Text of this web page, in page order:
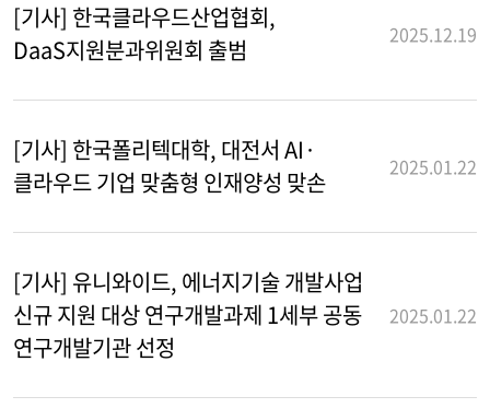
[기사] 한국클라우드산업협회,
DaaS지원분과위원회 출범
2025.12.19
[기사] 한국폴리텍대학, 대전서 AI·
클라우드 기업 맞춤형 인재양성 맞손
2025.01.22
[기사] 유니와이드, 에너지기술 개발사업
신규 지원 대상 연구개발과제 1세부 공동
연구개발기관 선정
2025.01.22